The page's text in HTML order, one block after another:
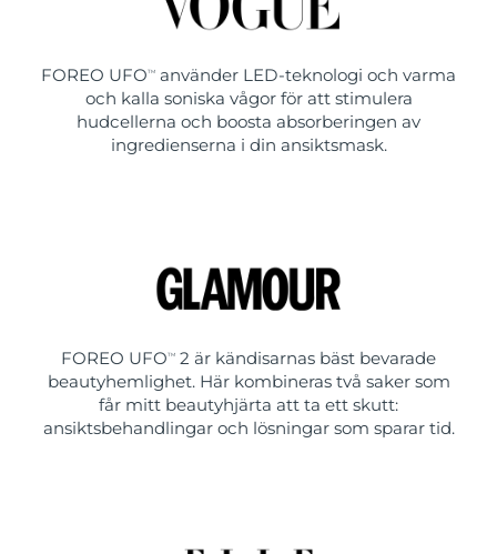
FOREO UFO TM
använder LED-teknologi och varma
och kalla soniska vågor för att stimulera
hudcellerna och boosta absorberingen av
ingredienserna i din ansiktsmask.
FOREO UFO TM
2 är kändisarnas bäst bevarade
beautyhemlighet. Här kombineras två saker som
får mitt beautyhjärta att ta ett skutt:
ansiktsbehandlingar och lösningar som sparar tid.